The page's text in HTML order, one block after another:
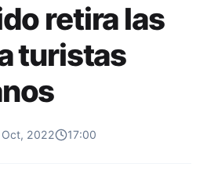
NOTICIAS
SOMOS
retira las
turistas
Oct, 2022 17:00